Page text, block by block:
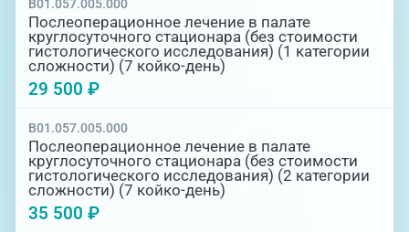
B01.057.005.000
Послеоперационное лечение в палате
круглосуточного стационара (без стоимости
гистологического исследования) (1 категории
сложности) (7 койко-день)
29 500 ₽
B01.057.005.000
Послеоперационное лечение в палате
круглосуточного стационара (без стоимости
гистологического исследования) (2 категории
сложности) (7 койко-день)
35 500 ₽